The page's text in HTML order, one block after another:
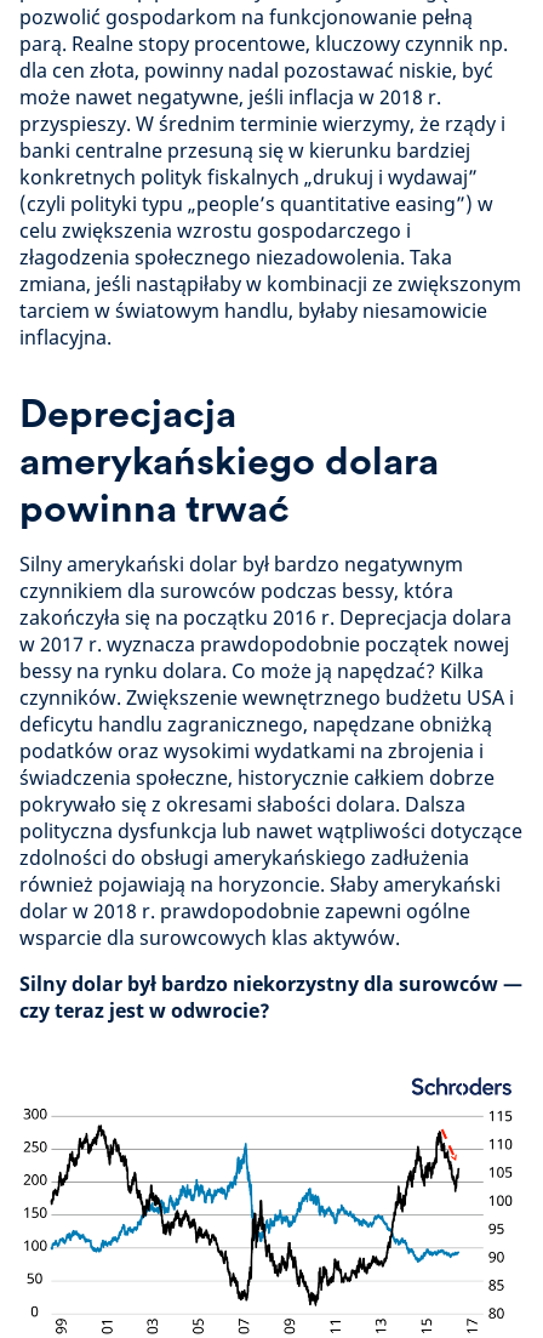
pozwolić gospodarkom na funkcjonowanie pełną
parą. Realne stopy procentowe, kluczowy czynnik np.
dla cen złota, powinny nadal pozostawać niskie, być
może nawet negatywne, jeśli inflacja w 2018 r.
przyspieszy. W średnim terminie wierzymy, że rządy i
banki centralne przesuną się w kierunku bardziej
konkretnych polityk fiskalnych „drukuj i wydawaj”
(czyli polityki typu „people’s quantitative easing”) w
celu zwiększenia wzrostu gospodarczego i
złagodzenia społecznego niezadowolenia. Taka
zmiana, jeśli nastąpiłaby w kombinacji ze zwiększonym
tarciem w światowym handlu, byłaby niesamowicie
inflacyjna.
Deprecjacja
amerykańskiego dolara
powinna trwać
Silny amerykański dolar był bardzo negatywnym
czynnikiem dla surowców podczas bessy, która
zakończyła się na początku 2016 r. Deprecjacja dolara
w 2017 r. wyznacza prawdopodobnie początek nowej
bessy na rynku dolara. Co może ją napędzać? Kilka
czynników. Zwiększenie wewnętrznego budżetu USA i
deficytu handlu zagranicznego, napędzane obniżką
podatków oraz wysokimi wydatkami na zbrojenia i
świadczenia społeczne, historycznie całkiem dobrze
pokrywało się z okresami słabości dolara. Dalsza
polityczna dysfunkcja lub nawet wątpliwości dotyczące
zdolności do obsługi amerykańskiego zadłużenia
również pojawiają na horyzoncie. Słaby amerykański
dolar w 2018 r. prawdopodobnie zapewni ogólne
wsparcie dla surowcowych klas aktywów.
Silny dolar był bardzo niekorzystny dla surowców —
czy teraz jest w odwrocie?